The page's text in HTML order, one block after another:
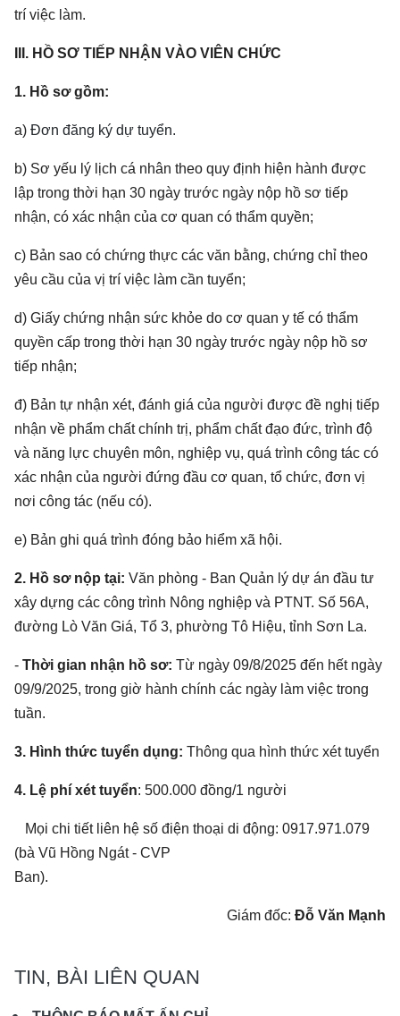
trí việc làm.
III. HỒ SƠ TIẾP NHẬN VÀO VIÊN CHỨC
1. Hồ sơ gồm:
a) Đơn đăng ký dự tuyển.
b) Sơ yếu lý lịch cá nhân theo quy định hiện hành được
lập trong thời hạn 30 ngày trước ngày nộp hồ sơ tiếp
nhận, có xác nhận của cơ quan có thẩm quyền;
c) Bản sao có chứng thực các văn bằng, chứng chỉ theo
yêu cầu của vị trí việc làm cần tuyển;
d) Giấy chứng nhận sức khỏe do cơ quan y tế có thẩm
quyền cấp trong thời hạn 30 ngày trước ngày nộp hồ sơ
tiếp nhận;
đ) Bản tự nhận xét, đánh giá của người được đề nghị tiếp
nhận về phẩm chất chính trị, phẩm chất đạo đức, trình độ
và năng lực chuyên môn, nghiệp vụ, quá trình công tác có
xác nhận của người đứng đầu cơ quan, tổ chức, đơn vị
nơi công tác (nếu có).
e) Bản ghi quá trình đóng bảo hiểm xã hội.
2. Hồ sơ nộp tại: Văn phòng - Ban Quản lý dự án đầu tư
xây dựng các công trình Nông nghiệp và PTNT. Số 56A,
đường Lò Văn Giá, Tổ 3, phường Tô Hiệu, tỉnh Sơn La.
- Thời gian nhận hồ sơ: Từ ngày 09/8/2025 đến hết ngày
09/9/2025, trong giờ hành chính các ngày làm việc trong
tuần.
3. Hình thức tuyển dụng: Thông qua hình thức xét tuyển
4. Lệ phí xét tuyển: 500.000 đồng/1 người
Mọi chi tiết liên hệ số điện thoại di động: 0917.971.079
(bà Vũ Hồng Ngát - CVP
Ban).
Giám đốc: Đỗ Văn Mạnh
TIN, BÀI LIÊN QUAN